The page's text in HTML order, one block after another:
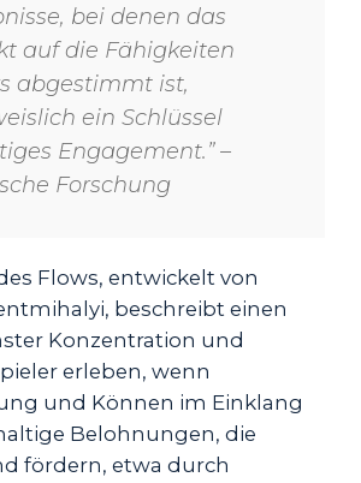
bei denen das
auf die Fähigkeiten
abgestimmt ist,
ein Schlüssel
Engagement.” –
Forschung
Flows, entwickelt von
beschreibt einen
Konzentration und
erleben, wenn
und Können im Einklang
Belohnungen, die
fördern, etwa durch